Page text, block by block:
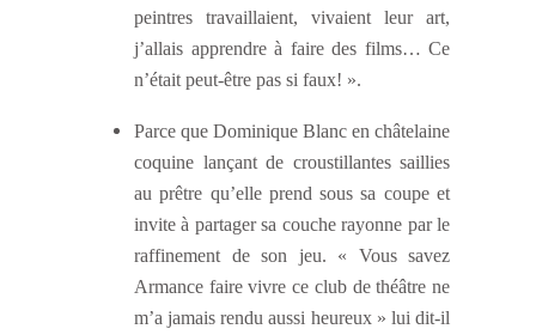
peintres travaillaient, vivaient leur art,
j’allais apprendre à faire des films… Ce
n’était peut-être pas si faux! ».
Parce que Dominique Blanc en châtelaine
coquine lançant de croustillantes saillies
au prêtre qu’elle prend sous sa coupe et
invite à partager sa couche rayonne par le
raffinement de son jeu. « Vous savez
Armance faire vivre ce club de théâtre ne
m’a jamais rendu aussi heureux » lui dit-il